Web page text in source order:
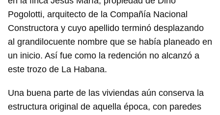
Pogolotti, arquitecto de la Compañía Nacional
Constructora y cuyo apellido terminó desplazando
al grandilocuente nombre que se había planeado en
un inicio. Así fue como la redención no alcanzó a
este trozo de La Habana.
Una buena parte de las viviendas aún conserva la
estructura original de aquella época, con paredes